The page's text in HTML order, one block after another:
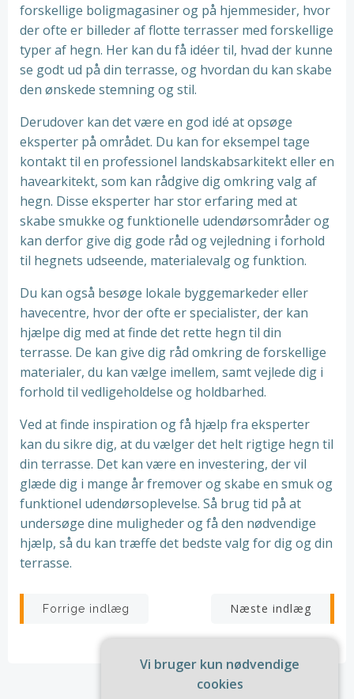
forskellige boligmagasiner og på hjemmesider, hvor
der ofte er billeder af flotte terrasser med forskellige
typer af hegn. Her kan du få idéer til, hvad der kunne
se godt ud på din terrasse, og hvordan du kan skabe
den ønskede stemning og stil.
Derudover kan det være en god idé at opsøge
eksperter på området. Du kan for eksempel tage
kontakt til en professionel landskabsarkitekt eller en
havearkitekt, som kan rådgive dig omkring valg af
hegn. Disse eksperter har stor erfaring med at
skabe smukke og funktionelle udendørsområder og
kan derfor give dig gode råd og vejledning i forhold
til hegnets udseende, materialevalg og funktion.
Du kan også besøge lokale byggemarkeder eller
havecentre, hvor der ofte er specialister, der kan
hjælpe dig med at finde det rette hegn til din
terrasse. De kan give dig råd omkring de forskellige
materialer, du kan vælge imellem, samt vejlede dig i
forhold til vedligeholdelse og holdbarhed.
Ved at finde inspiration og få hjælp fra eksperter
kan du sikre dig, at du vælger det helt rigtige hegn til
din terrasse. Det kan være en investering, der vil
glæde dig i mange år fremover og skabe en smuk og
funktionel udendørsoplevelse. Så brug tid på at
undersøge dine muligheder og få den nødvendige
hjælp, så du kan træffe det bedste valg for dig og din
terrasse.
Indlægsnavigation
Forrige indlæg Næste indlæg
Vi bruger kun nødvendige
cookies